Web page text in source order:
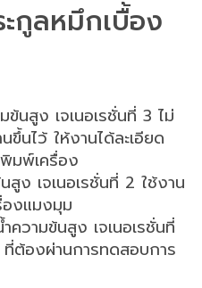
กูลหมึกเบื้อง
ข้นสูง เจเนอเรชั่นที่ 3 ไม่
นไว้ ให้งานได้ละเอียด
มพ์เครื่อง
สูง เจเนอเรชั่นที่ 2 ใช้งาน
องแมงมุม
ความข้นสูง เจเนอเรชั่นที่
ที่ต้องผ่านการทดสอบการ